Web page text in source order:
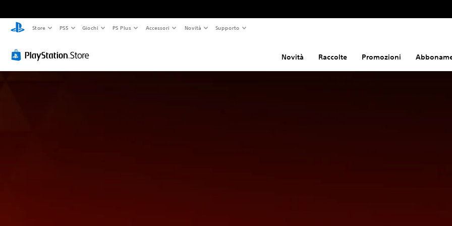
Store PS5 Giochi PS Plus Accessori Novità Supporto
Novità Raccolte Promozioni